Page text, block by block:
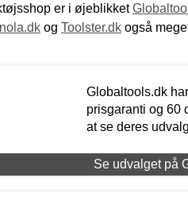
er i øjeblikket
og Toolster.dk også
Globaltools.dk
prisgaranti og 60
at se deres
Se udvalget på